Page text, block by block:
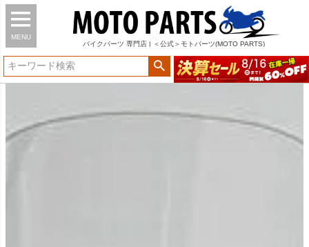
MENU
バイク パーツ 専門店 | ＜公式＞モトパーツ(MOTO PARTS)